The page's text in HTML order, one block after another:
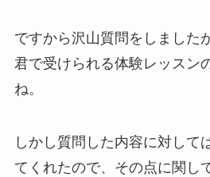
ですから沢山質問をしました
君で受けられる体験レッスン
ね。
しかし質問した内容に対して
てくれたので、その点に関し